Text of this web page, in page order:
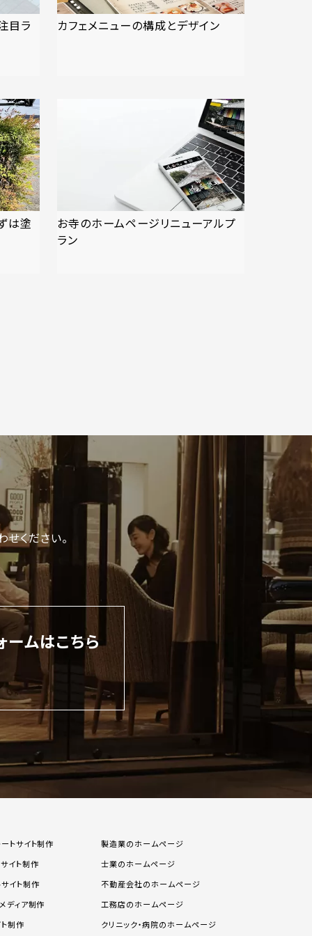
目ラ カフェメニューの構成とデザイン
は塗
お寺のホームページリニューアルプ
ラン
ください。
ムはこちら
トサイト制作
イト制作
イト制作
ディア制作
制作
製造業のホームページ
士業のホームページ
不動産会社のホームページ
工務店のホームページ
クリニック・病院のホームページ